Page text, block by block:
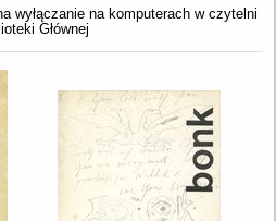
wyłączanie na komputerach w czytelni
Głównej